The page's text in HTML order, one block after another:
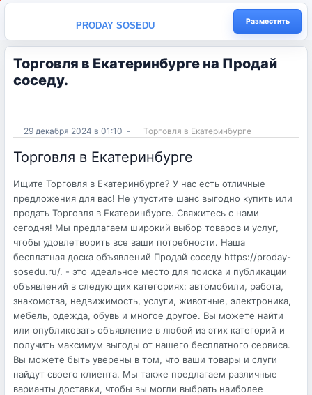
PRODAY SOSEDU Разместить
Торговля в Екатеринбурге на Продай
соседу.
29 декабря 2024 в 01:10 - Торговля в Екатеринбурге
Торговля в Екатеринбурге
Ищите Торговля в Екатеринбурге? У нас есть отличные
предложения для вас! Не упустите шанс выгодно купить или
продать Торговля в Екатеринбурге. Свяжитесь с нами
сегодня! Мы предлагаем широкий выбор товаров и услуг,
чтобы удовлетворить все ваши потребности. Наша
бесплатная доска объявлений Продай соседу https://proday-
sosedu.ru/. - это идеальное место для поиска и публикации
объявлений в следующих категориях: автомобили, работа,
знакомства, недвижимость, услуги, животные, электроника,
мебель, одежда, обувь и многое другое. Вы можете найти
или опубликовать объявление в любой из этих категорий и
получить максимум выгоды от нашего бесплатного сервиса.
Вы можете быть уверены в том, что ваши товары и слуги
найдут своего клиента. Мы также предлагаем различные
варианты доставки, чтобы вы могли выбрать наиболее